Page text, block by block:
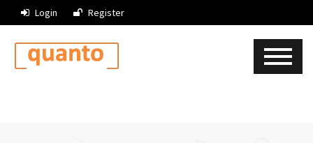
Login Register